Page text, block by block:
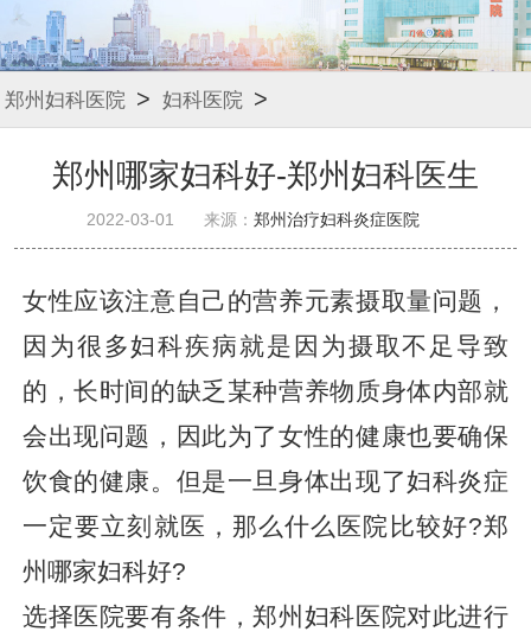
郑州妇科医院 > 妇科医院 >
郑州哪家妇科好-郑州妇科医生
2022-03-01 来源： 郑州治疗妇科炎症医院
女性应该注意自己的营养元素摄取量问题，
因为很多妇科疾病就是因为摄取不足导致
的，长时间的缺乏某种营养物质身体内部就
会出现问题，因此为了女性的健康也要确保
饮食的健康。但是一旦身体出现了妇科炎症
一定要立刻就医，那么什么医院比较好?郑
州哪家妇科好?
选择医院要有条件，郑州妇科医院对此进行